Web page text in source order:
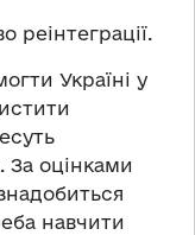
реінтеграції.
Україні у
За оцінками
навчити